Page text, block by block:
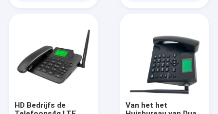
Ongeveer ons
Fabrieksreis
HD Bedrijfs de
Van het het